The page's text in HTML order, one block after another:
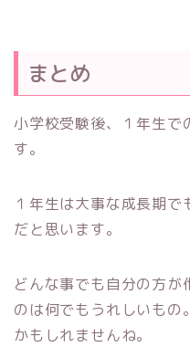
まとめ
小学校受験後、１年生で
す。
１年生は大事な成長期
だと思います。
どんな事でも自分の方が
のは何でもうれしいもの
かもしれませんね。